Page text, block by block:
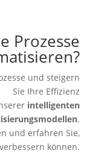
Prozesse
und steigern
Sie Ihre Effizienz
intelligenten
.
und erfahren Sie,
können.